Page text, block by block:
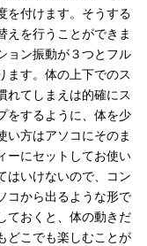
を付けます。そうする
えを行うことができま
ョン振動が３つとフル
ます。体の上下でのス
れてしまえは的確にス
をするように、体を少
い方はアソコにそのま
ーにセットしてお使い
はいけないので、コン
コから出るような形で
ておくと、体の動きだ
どこでも楽しむことが